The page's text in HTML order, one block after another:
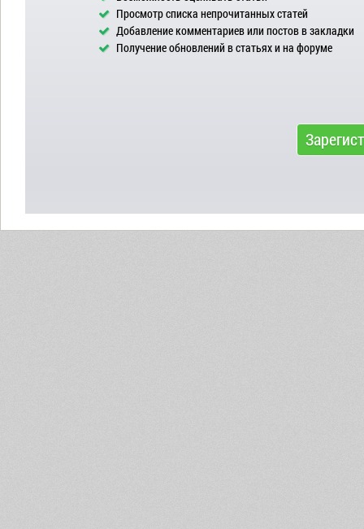
Просмотр списка непрочитанных статей
Добавление комментариев или постов в закладки
Получение обновлений в статьях и на форуме